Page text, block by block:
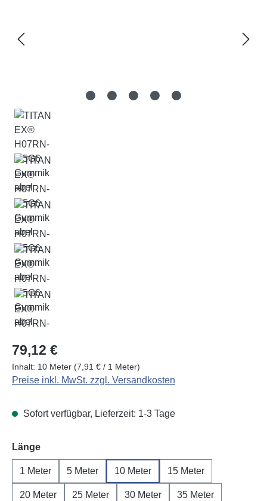
Regulärer Preis:
79,12 €
Inhalt: 10 Meter (7,91 € / 1 Meter)
Preise inkl. MwSt. zzgl. Versandkosten
Sofort verfügbar, Lieferzeit: 1-3 Tage
Längeauswählen
1 Meter 5 Meter 10 Meter 15 Meter
20 Meter 25 Meter 30 Meter 35 Meter